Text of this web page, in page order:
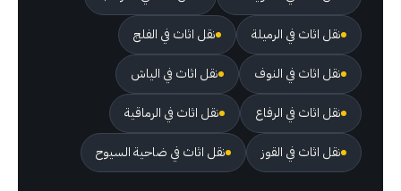
نقل اثاث في الرميلة نقل اثاث في الفلج
نقل اثاث في النوف نقل اثاث في الياش
نقل اثاث في الرفاع نقل اثاث في الرماقية
نقل اثاث في القوز نقل اثاث في ضاحية السيوح